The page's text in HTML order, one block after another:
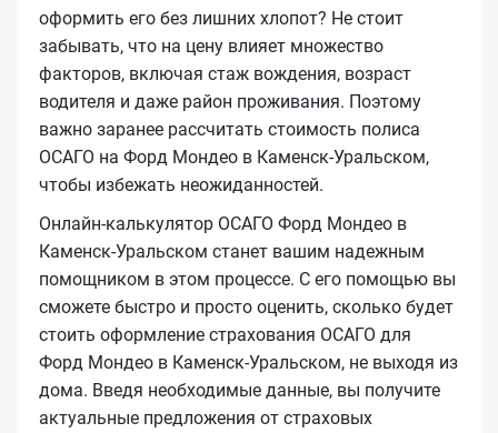
оформить его без лишних хлопот? Не стоит
забывать, что на цену влияет множество
факторов, включая стаж вождения, возраст
водителя и даже район проживания. Поэтому
важно заранее рассчитать стоимость полиса
ОСАГО на Форд Мондео в Каменск-Уральском,
чтобы избежать неожиданностей.
Онлайн-калькулятор ОСАГО Форд Мондео в
Каменск-Уральском станет вашим надежным
помощником в этом процессе. С его помощью вы
сможете быстро и просто оценить, сколько будет
стоить оформление страхования ОСАГО для
Форд Мондео в Каменск-Уральском, не выходя из
дома. Введя необходимые данные, вы получите
актуальные предложения от страховых